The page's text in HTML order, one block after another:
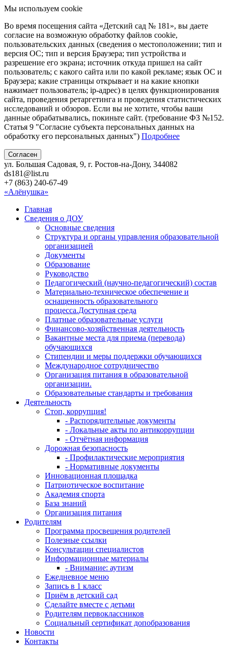
Мы используем cookie
Во время посещения сайта «Детский сад № 181», вы даете
согласие на возможную обработку файлов cookie,
пользовательских данных (сведения о местоположении; тип и
версия ОС; тип и версия Браузера; тип устройства и
разрешение его экрана; источник откуда пришел на сайт
пользователь; с какого сайта или по какой рекламе; язык ОС и
Браузера; какие страницы открывает и на какие кнопки
нажимает пользователь; ip-адрес) в целях функционирования
сайта, проведения ретаргетинга и проведения статистических
исследований и обзоров. Если вы не хотите, чтобы ваши
данные обрабатывались, покиньте сайт. (требование ФЗ №152.
Статья 9 "Согласие субъекта персональных данных на
обработку его персональных данных") Подробнее
Согласен
ул. Большая Садовая, 9, г. Ростов-на-Дону, 344082
ds181@list.ru
+7 (863) 240-67-49
«Алёнушка»
Главная
Сведения о ДОУ
Основные сведения
Структура и органы управления образовательной
организацией
Документы
Образование
Руководство
Педагогический (научно-педагогический) состав
Материально-техническое обеспечение и
оснащенность образовательного
процесса.Доступная среда
Платные образовательные услуги
Финансово-хозяйственная деятельность
Вакантные места для приема (перевода)
обучающихся
Стипендии и меры поддержки обучающихся
Международное сотрудничество
Организация питания в образовательной
организации.
Образовательные стандарты и требования
Деятельность
Стоп, коррупция!
- Распорядительные документы
- Локальные акты по антикоррупции
- Отчётная информация
Дорожная безопасность
- Профилактические мероприятия
- Нормативные документы
Инновационная площадка
Патриотическое воспитание
Академия спорта
База знаний
Организация питания
Родителям
Программа просвещения родителей
Полезные ссылки
Консультации специалистов
Информационные материалы
- Внимание: аутизм
Ежедневное меню
Запись в 1 класс
Приём в детский сад
Сделайте вместе с детьми
Родителям первоклассников
Социальный сертификат допобразования
Новости
Контакты